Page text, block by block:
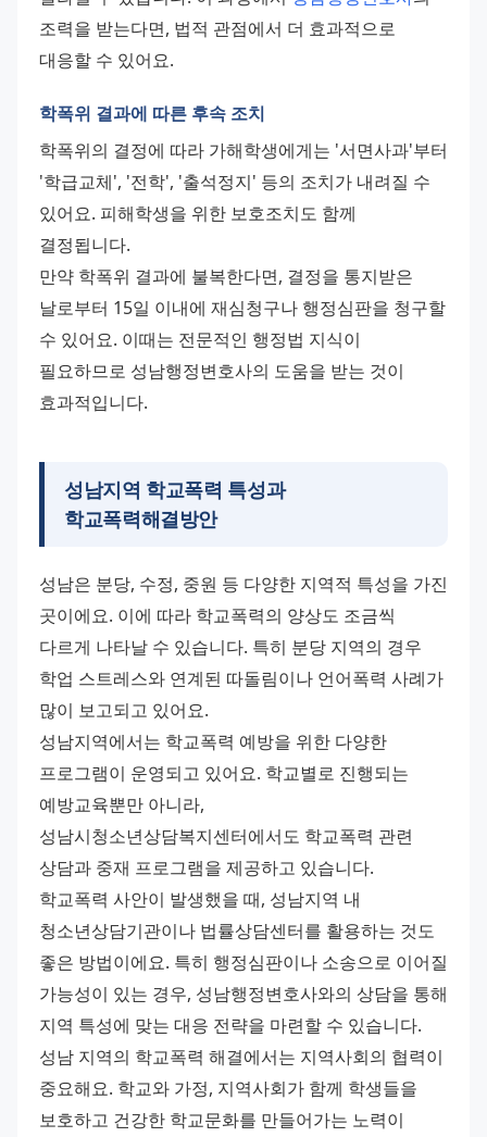
조력을 받는다면, 법적 관점에서 더 효과적으로
대응할 수 있어요.
학폭위 결과에 따른 후속 조치
학폭위의 결정에 따라 가해학생에게는 '서면사과'부터
'학급교체', '전학', '출석정지' 등의 조치가 내려질 수
있어요. 피해학생을 위한 보호조치도 함께
결정됩니다.
만약 학폭위 결과에 불복한다면, 결정을 통지받은
날로부터 15일 이내에 재심청구나 행정심판을 청구할
수 있어요. 이때는 전문적인 행정법 지식이
필요하므로 성남행정변호사의 도움을 받는 것이
효과적입니다.
성남지역 학교폭력 특성과
학교폭력해결방안
성남은 분당, 수정, 중원 등 다양한 지역적 특성을 가진
곳이에요. 이에 따라 학교폭력의 양상도 조금씩
다르게 나타날 수 있습니다. 특히 분당 지역의 경우
학업 스트레스와 연계된 따돌림이나 언어폭력 사례가
많이 보고되고 있어요.
성남지역에서는 학교폭력 예방을 위한 다양한
프로그램이 운영되고 있어요. 학교별로 진행되는
예방교육뿐만 아니라,
성남시청소년상담복지센터에서도 학교폭력 관련
상담과 중재 프로그램을 제공하고 있습니다.
학교폭력 사안이 발생했을 때, 성남지역 내
청소년상담기관이나 법률상담센터를 활용하는 것도
좋은 방법이에요. 특히 행정심판이나 소송으로 이어질
가능성이 있는 경우, 성남행정변호사와의 상담을 통해
지역 특성에 맞는 대응 전략을 마련할 수 있습니다.
성남 지역의 학교폭력 해결에서는 지역사회의 협력이
중요해요. 학교와 가정, 지역사회가 함께 학생들을
보호하고 건강한 학교문화를 만들어가는 노력이